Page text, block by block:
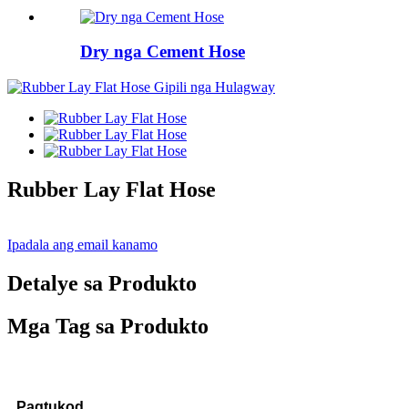
Dry nga Cement Hose
Rubber Lay Flat Hose
Ipadala ang email kanamo
Detalye sa Produkto
Mga Tag sa Produkto